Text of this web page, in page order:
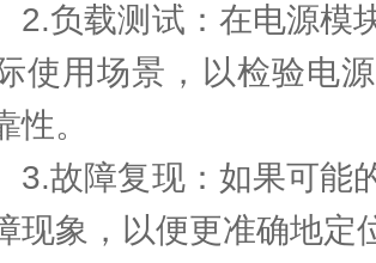
载测试：在电源模
使用场景，以检验电
性。
障复现：如果可能
现象，以便更准确地定